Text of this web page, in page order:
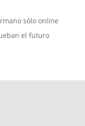
sólo online
el futuro